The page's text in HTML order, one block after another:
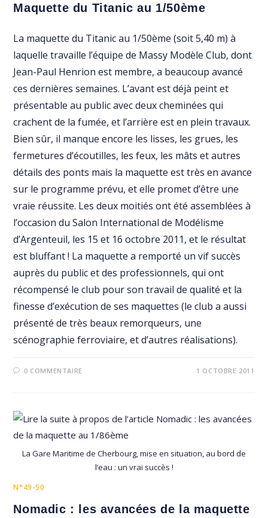
Maquette du Titanic au 1/50ème
La maquette du Titanic au 1/50ème (soit 5,40 m) à
laquelle travaille l’équipe de Massy Modèle Club, dont
Jean-Paul Henrion est membre, a beaucoup avancé
ces dernières semaines. L’avant est déjà peint et
présentable au public avec deux cheminées qui
crachent de la fumée, et l’arrière est en plein travaux.
Bien sûr, il manque encore les lisses, les grues, les
fermetures d’écoutilles, les feux, les mâts et autres
détails des ponts mais la maquette est très en avance
sur le programme prévu, et elle promet d’être une
vraie réussite. Les deux moitiés ont été assemblées à
l’occasion du Salon International de Modélisme
d’Argenteuil, les 15 et 16 octobre 2011, et le résultat
est bluffant ! La maquette a remporté un vif succès
auprès du public et des professionnels, qui ont
récompensé le club pour son travail de qualité et la
finesse d’exécution de ses maquettes (le club a aussi
présenté de très beaux remorqueurs, une
scénographie ferroviaire, et d’autres réalisations).
0 COMMENTAIRE 1 OCTOBRE 2011
La Gare Maritime de Cherbourg, mise en situation, au bord de
l’eau : un vrai succès !
N°49-50
Nomadic : les avancées de la maquette